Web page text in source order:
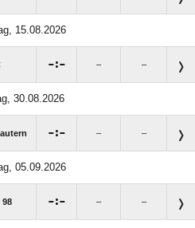
15.08.2026
: – –
30.08.2026
: – –
05.09.2026
98 : – –